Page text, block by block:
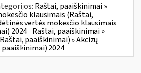
Raštai, paaiškinimai »
klausimais (Raštai,
vertės mokesčio klausimais
2024 Raštai, paaiškinimai »
paaiškinimai) » Akcizų
2024